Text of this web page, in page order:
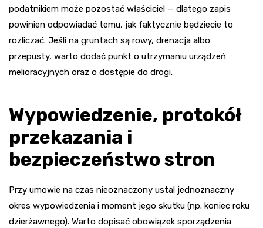
podatnikiem może pozostać właściciel — dlatego zapis
powinien odpowiadać temu, jak faktycznie będziecie to
rozliczać. Jeśli na gruntach są rowy, drenacja albo
przepusty, warto dodać punkt o utrzymaniu urządzeń
melioracyjnych oraz o dostępie do drogi.
Wypowiedzenie, protokół
przekazania i
bezpieczeństwo stron
Przy umowie na czas nieoznaczony ustal jednoznaczny
okres wypowiedzenia i moment jego skutku (np. koniec roku
dzierżawnego). Warto dopisać obowiązek sporządzenia